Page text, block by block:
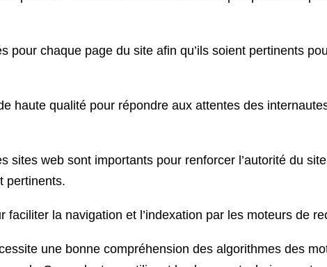
chaque page du site afin qu’ils soient pertinents
haute qualité pour répondre aux attentes des
sites web sont importants pour renforcer l’autorité du
pertinents.
la navigation et l’indexation par les moteurs de
une bonne compréhension des algorithmes des